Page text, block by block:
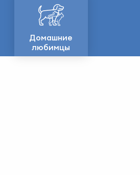
Домашние
любимцы